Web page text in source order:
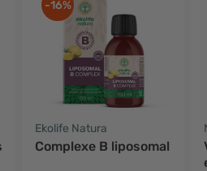
-16%
Ekolife Natura
Complexe B liposomal